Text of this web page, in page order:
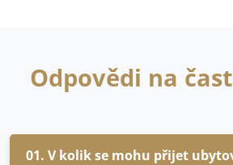
Odpovědi na
01. V kolik se mohu přijet